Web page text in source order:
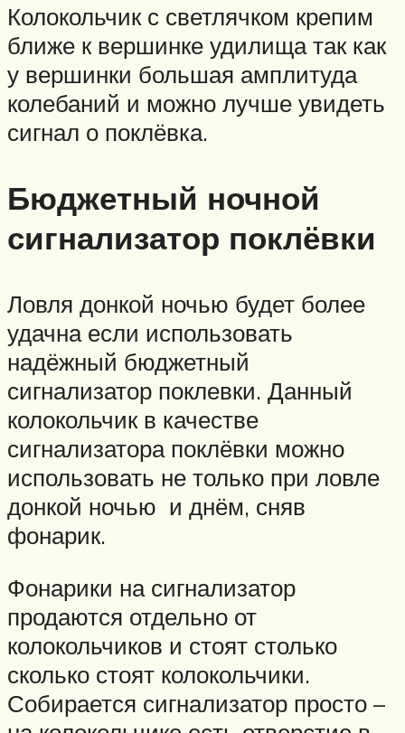
Колокольчик с светлячком крепим
ближе к вершинке удилища так как
у вершинки большая амплитуда
колебаний и можно лучше увидеть
сигнал о поклёвка.
Бюджетный ночной
сигнализатор поклёвки
Ловля донкой ночью будет более
удачна если использовать
надёжный бюджетный
сигнализатор поклевки. Данный
колокольчик в качестве
сигнализатора поклёвки можно
использовать не только при ловле
донкой ночью и днём, сняв
фонарик.
Фонарики на сигнализатор
продаются отдельно от
колокольчиков и стоят столько
сколько стоят колокольчики.
Собирается сигнализатор просто –